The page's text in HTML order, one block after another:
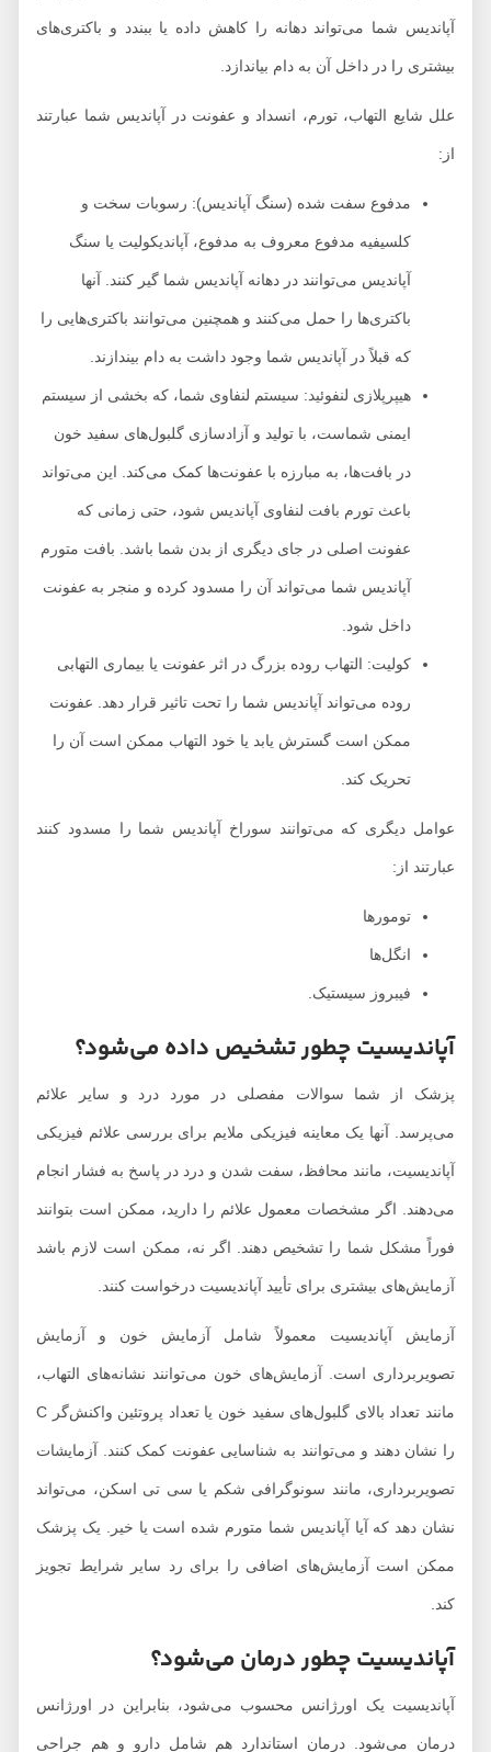
آپاندیس شما می‌تواند دهانه را کاهش داده یا ببندد و باکتری‌های
بیشتری را در داخل آن به دام بیاندازد.
علل شایع التهاب، تورم، انسداد و عفونت در آپاندیس شما عبارتند
مدفوع سفت شده (سنگ آپاندیس): رسوبات سخت و
کلسیفیه مدفوع معروف به مدفوع، آپاندیکولیت یا سنگ
آپاندیس می‌توانند در دهانه آپاندیس شما گیر کنند. آنها
باکتری‌ها را حمل می‌کنند و همچنین می‌توانند باکتری‌هایی را
که قبلاً در آپاندیس شما وجود داشت به دام بیندازند.
هیپرپلازی لنفوئید: سیستم لنفاوی شما، که بخشی از سیستم
ایمنی شماست، با تولید و آزادسازی گلبول‌های سفید خون
در بافت‌ها، به مبارزه با عفونت‌ها کمک می‌کند. این می‌تواند
باعث تورم بافت لنفاوی آپاندیس شود، حتی زمانی که
عفونت اصلی در جای دیگری از بدن شما باشد. بافت متورم
آپاندیس شما می‌تواند آن را مسدود کرده و منجر به عفونت
داخل شود.
کولیت: التهاب روده بزرگ در اثر عفونت یا بیماری التهابی
روده می‌تواند آپاندیس شما را تحت تاثیر قرار دهد. عفونت
ممکن است گسترش یابد یا خود التهاب ممکن است آن را
تحریک کند.
عوامل دیگری که می‌توانند سوراخ آپاندیس شما را مسدود کنند
عبارتند از:
تومو‌رها
انگل‌ها
فیبروز سیستیک.
آپاندیسیت چطور تشخیص داده می‌شود؟
پزشک از شما سوالات مفصلی در مورد درد و سایر علائم
می‌پرسد. آنها یک معاینه فیزیکی ملایم برای بررسی علائم فیزیکی
آپاندیسیت، مانند محافظ، سفت شدن و درد در پاسخ به فشار انجام
می‌دهند. اگر مشخصات معمول علائم را دارید، ممکن است بتوانند
فوراً مشکل شما را تشخیص دهند. اگر نه، ممکن است لازم باشد
آزمایش‌های بیشتری برای تأیید آپاندیسیت درخواست کنند.
آزمایش آپاندیسیت معمولاً شامل آزمایش خون و آزمایش
تصویربرداری است. آزمایش‌های خون می‌توانند نشانه‌های التهاب،
مانند تعداد بالای گلبول‌های سفید خون یا تعداد پروتئین واکنش‌گر C
را نشان دهند و می‌توانند به شناسایی عفونت کمک کنند. آزمایشات
تصویربرداری، مانند سونوگرافی شکم یا سی تی اسکن، می‌تواند
نشان دهد که آیا آپاندیس شما متورم شده است یا خیر. یک پزشک
ممکن است آزمایش‌های اضافی را برای رد سایر شرایط تجویز
آپاندیسیت چطور درمان می‌شود؟
آپاندیسیت یک اورژانس محسوب می‌شود، بنابراین در اورژانس
درمان می‌شود. درمان استاندارد هم شامل دارو و هم جراحی